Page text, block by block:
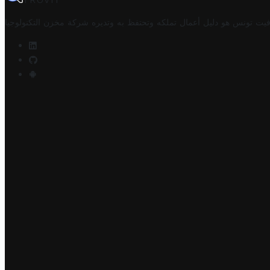
تونس هو دليل أعمال تملكه وتحتفظ به وتديره شركة مخزن التكنولوجيا